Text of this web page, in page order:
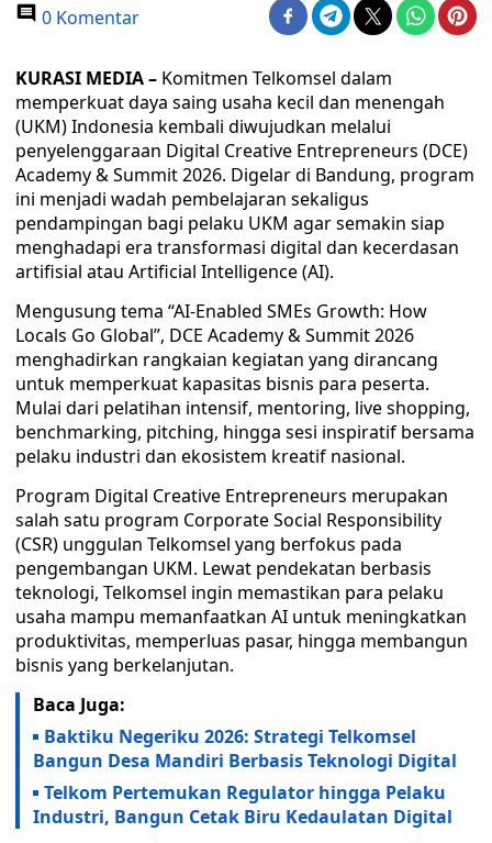
0 Komentar
KURASI MEDIA – Komitmen Telkomsel dalam
memperkuat daya saing usaha kecil dan menengah
(UKM) Indonesia kembali diwujudkan melalui
penyelenggaraan Digital Creative Entrepreneurs (DCE)
Academy & Summit 2026. Digelar di Bandung, program
ini menjadi wadah pembelajaran sekaligus
pendampingan bagi pelaku UKM agar semakin siap
menghadapi era transformasi digital dan kecerdasan
artifisial atau Artificial Intelligence (AI).
Mengusung tema “AI-Enabled SMEs Growth: How
Locals Go Global”, DCE Academy & Summit 2026
menghadirkan rangkaian kegiatan yang dirancang
untuk memperkuat kapasitas bisnis para peserta.
Mulai dari pelatihan intensif, mentoring, live shopping,
benchmarking, pitching, hingga sesi inspiratif bersama
pelaku industri dan ekosistem kreatif nasional.
Program Digital Creative Entrepreneurs merupakan
salah satu program Corporate Social Responsibility
(CSR) unggulan Telkomsel yang berfokus pada
pengembangan UKM. Lewat pendekatan berbasis
teknologi, Telkomsel ingin memastikan para pelaku
usaha mampu memanfaatkan AI untuk meningkatkan
produktivitas, memperluas pasar, hingga membangun
bisnis yang berkelanjutan.
Baca Juga:
Baktiku Negeriku 2026: Strategi Telkomsel
Bangun Desa Mandiri Berbasis Teknologi Digital
Telkom Pertemukan Regulator hingga Pelaku
Industri, Bangun Cetak Biru Kedaulatan Digital